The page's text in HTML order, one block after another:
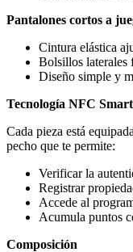
Pantalones cortos a
Cintura elástica
Bolsillos laterales
Diseño simple y
Tecnología NFC
Cada pieza está
pecho que te permite:
Verificar la
Registrar
Accede al
Acumula puntos
Composición